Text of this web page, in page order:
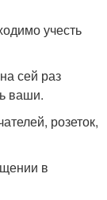
учесть
сей раз
ваши.
розеток,
в